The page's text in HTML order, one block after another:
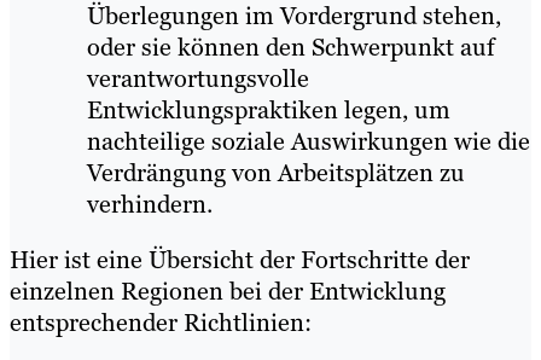
Überlegungen im Vordergrund stehen,
oder sie können den Schwerpunkt auf
verantwortungsvolle
Entwicklungspraktiken legen, um
nachteilige soziale Auswirkungen wie die
Verdrängung von Arbeitsplätzen zu
verhindern.
Hier ist eine Übersicht der Fortschritte der
einzelnen Regionen bei der Entwicklung
entsprechender Richtlinien: